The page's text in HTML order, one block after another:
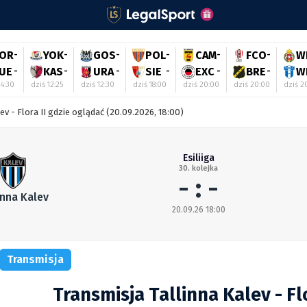
-
-
YOK-
KAS-
dziś 12:25
GOS-
URA -
dziś 12:30
POL-
SIE -
dziś 18:00
CAM-
EXC -
dziś 20:00
FCO-
BRE-
dziś 20:00 dziś
- Flora II gdzie oglądać (20.09.2026, 18:00)
Kalev
Esiliiga
30. kolejka
- : -
20.09.26 18:00
Transmisja
Transmisja Tallinna Kalev -